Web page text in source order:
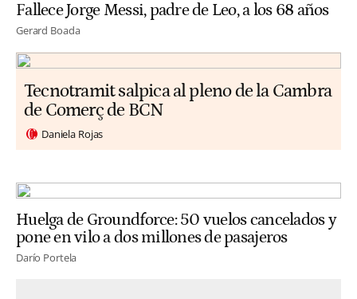
Fallece Jorge Messi, padre de Leo, a los 68 años
Gerard Boada
Tecnotramit salpica al pleno de la Cambra
de Comerç de BCN
Daniela Rojas
Huelga de Groundforce: 50 vuelos cancelados y
pone en vilo a dos millones de pasajeros
Darío Portela